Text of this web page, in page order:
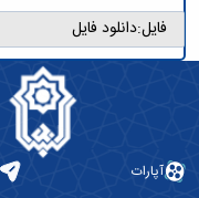
فایل:دانلود فایل
آپارات